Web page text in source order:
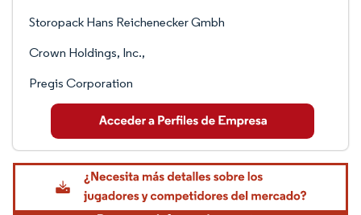
Storopack Hans Reichenecker Gmbh
Crown Holdings, Inc.,
Pregis Corporation